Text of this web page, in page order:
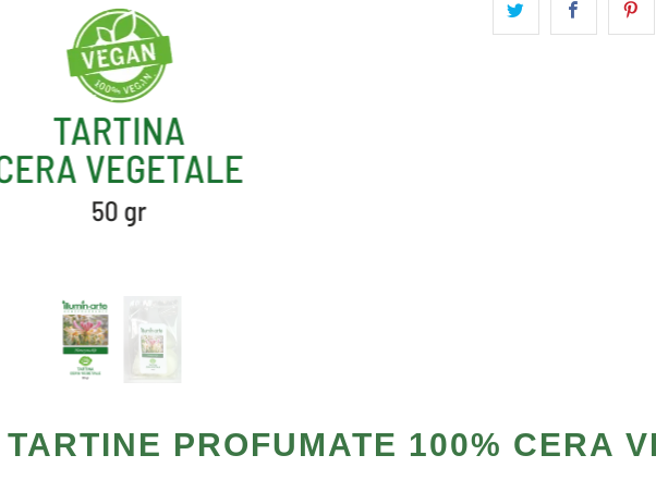
TARTINE PROFUMATE 100% CERA